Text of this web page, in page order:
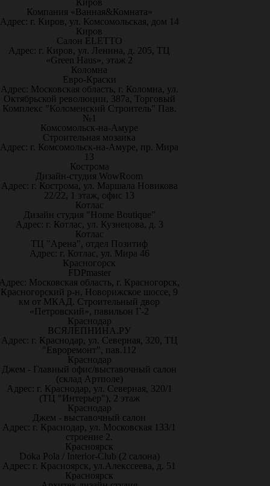
Киров
Компания «Ванная&Комната»
Адрес: г. Киров, ул. Комсомольская, дом 14
Киров
Салон ELETTO
Адрес: г. Киров, ул. Ленина, д. 205, ТЦ
«Green Haus», этаж 2
Коломна
Евро-Краски
Адрес: Московская область, г. Коломна, ул.
Октябрьской революции, 387а, Торговый
Комплекс "Коломенский Строитель" Пав.
№1
Комсомольск-на-Амуре
Строительная мозаика
Адрес: г. Комсомольск-на-Амуре, пр. Мира
13
Кострома
Дизайн-студия WowRoom
Адрес: г. Кострома, ул. Маршала Новикова
22/22, 1 этаж, офис 13
Котлас
Дизайн студия "Home Boutique"
Адрес: г. Котлас, ул. Кузнецова, д. 3
Котлас
ТЦ "Арена", отдел Позитиф
Адрес: г. Котлас, ул. Мира 46
Красногорск
FDPmaster
Московская область, г. Красногорск,
Красногорский р-н, Новорижское шоссе, 9
км от МКАД. Строительный двор
«Петровский», павильон Г-2
Краснодар
ВСЯЛЕПНИНА.РУ
Адрес: г. Краснодар, ул. Северная, 320, ТЦ
"Евроремонт", пав.112
Краснодар
Джем - Главный офис/выставочный салон
(склад Артполе)
Адрес: г. Краснодар, ул. Северная, 320/1
(ТЦ "Интерьер"), 2 этаж
Краснодар
Джем - выставочный салон
Адрес: г. Краснодар, ул. Московская 133/1
строение 2.
Красноярск
Doka Pola / Interior-Club (2 салона)
Адрес: г. Красноярск, ул.Алекссеева, д. 51
Красноярск